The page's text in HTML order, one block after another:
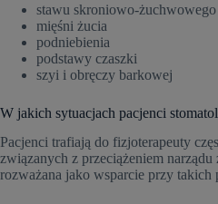
stawu skroniowo-żuchwowego
mięśni żucia
podniebienia
podstawy czaszki
szyi i obręczy barkowej
W jakich sytuacjach pacjenci
Pacjenci trafiają do fizjoterapeuty
związanych z przeciążeniem
rozważana jako wsparcie przy takich